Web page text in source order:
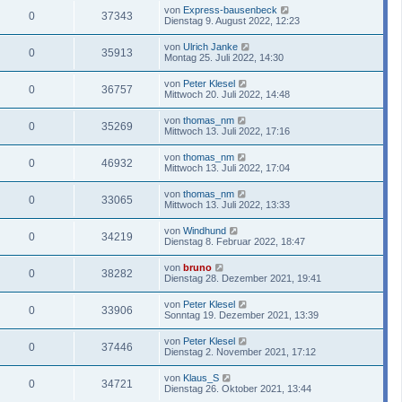
0 37343 von Express-bausenbeck
Dienstag 9. August 2022, 12:23
0 35913 von Ulrich Janke
Montag 25. Juli 2022, 14:30
0 36757 von Peter Klesel
Mittwoch 20. Juli 2022, 14:48
0 35269 von thomas_nm
Mittwoch 13. Juli 2022, 17:16
0 46932 von thomas_nm
Mittwoch 13. Juli 2022, 17:04
0 33065 von thomas_nm
Mittwoch 13. Juli 2022, 13:33
0 34219 von Windhund
Dienstag 8. Februar 2022, 18:47
0 38282 von bruno
Dienstag 28. Dezember 2021, 19:41
0 33906 von Peter Klesel
Sonntag 19. Dezember 2021, 13:39
0 37446 von Peter Klesel
Dienstag 2. November 2021, 17:12
0 34721 von Klaus_S
Dienstag 26. Oktober 2021, 13:44